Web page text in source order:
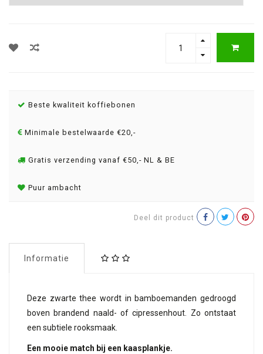
Beste kwaliteit koffiebonen
Minimale bestelwaarde €20,-
Gratis verzending vanaf €50,- NL & BE
Puur ambacht
Deel dit product
Informatie
Deze zwarte thee wordt in bamboemanden gedroogd
boven brandend naald- of cipressenhout. Zo ontstaat
een subtiele rooksmaak.
Een mooie match bij een kaasplankje.